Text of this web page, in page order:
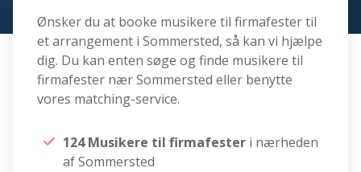
Ønsker du at booke musikere til firmafester til
et arrangement i Sommersted, så kan vi hjælpe
dig. Du kan enten søge og finde musikere til
firmafester nær Sommersted eller benytte
vores matching-service.
124 Musikere til firmafester i nærheden
af Sommersted